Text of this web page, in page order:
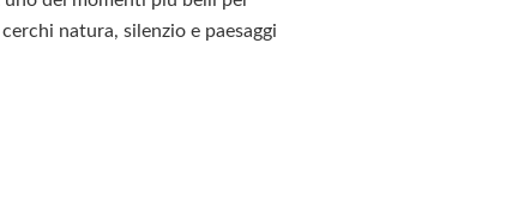
natura, silenzio e paesaggi